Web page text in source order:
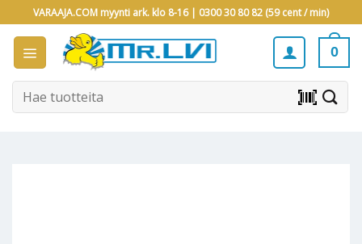
to
content
VARAAJA.COM myynti ark. klo 8-16 | 0300 30 80 82 (59 cent / min)
0
Etsi: barcode_scanner